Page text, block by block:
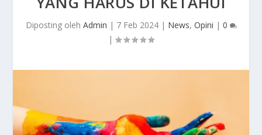
Diposting oleh Admin | 7 Feb 2024| News, Opini | 0
|